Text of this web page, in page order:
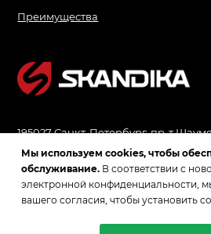
Мы используем cookies, чтобы
обслуживание. В соответствии с
электронной конфиденциальности,
вашего согласия, чтобы установить
Преимущества
195027 Санкт-Петербург, пр-т
zakaz@skandikagroup.ru
8 800 555-67-87